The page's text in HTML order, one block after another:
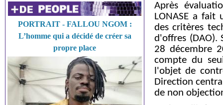
PORTRAIT - FALLOU NGOM :
L’homme qui a décidé de créer sa
propre place
Après
LONASE a
des critères
d'offres (DAO).
28 décembre
compte du
l'objet de
Direction
de non